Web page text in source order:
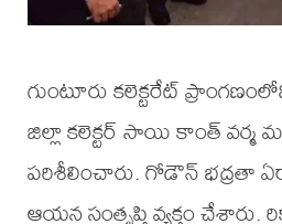
గుంటూరు కలెక్టరేట్
జిల్లా కలెక్టర్ సాయి కాంత్ వర్మ
పరిశీలించారు. గోడౌన్ భద్రతా
ఆయన సంతృప్తి వ్యక్తం చేశారు.